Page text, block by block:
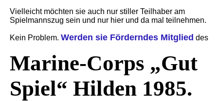
Vielleicht möchten sie auch nur stiller Teilhaber am
Spielmannszug sein und nur hier und da mal teilnehmen.
Kein Problem. Werden sie Förderndes Mitglied des
Marine-Corps „Gut
Spiel“ Hilden 1985.